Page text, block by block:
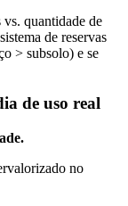
vs. quantidade de
de reservas
> subsolo) e se
de uso real
no